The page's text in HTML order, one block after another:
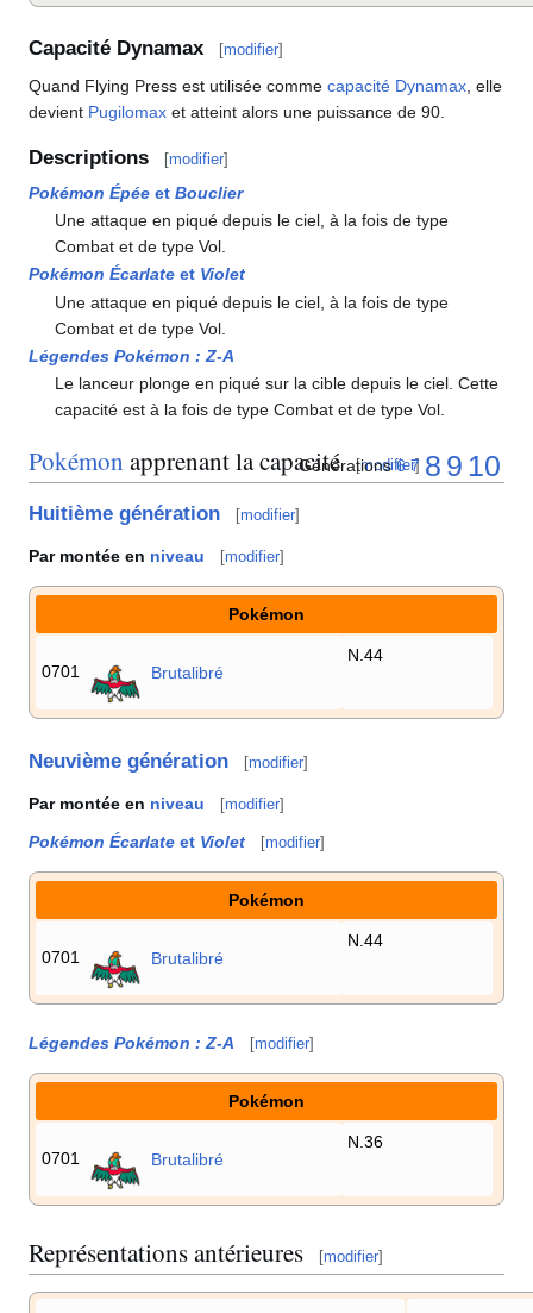
Capacité Dynamax [modifier]
Quand Flying Press est utilisée comme capacité Dynamax , elle
devient Pugilomax et atteint alors une puissance de 90.
Descriptions [modifier]
Pokémon Épée et Bouclier
Une attaque en piqué depuis le ciel, à la fois de type
Combat et de type Vol.
Pokémon Écarlate et Violet
Une attaque en piqué depuis le ciel, à la fois de type
Combat et de type Vol.
Légendes Pokémon : Z-A
Le lanceur plonge en piqué sur la cible depuis le ciel. Cette
capacité est à la fois de type Combat et de type Vol.
Pokémon apprenant la capacité [modifier]
Générations 6 7 8 9 10
Huitième génération [modifier]
Par montée en niveau [modifier]
Pokémon
0701 Brutalibré
N.44
Neuvième génération [modifier]
Par montée en niveau [modifier]
Pokémon Écarlate et Violet [modifier]
Pokémon
0701 Brutalibré
N.44
Légendes Pokémon :Z-A [modifier]
Pokémon
0701 Brutalibré
N.36
Représentations antérieures [modifier]